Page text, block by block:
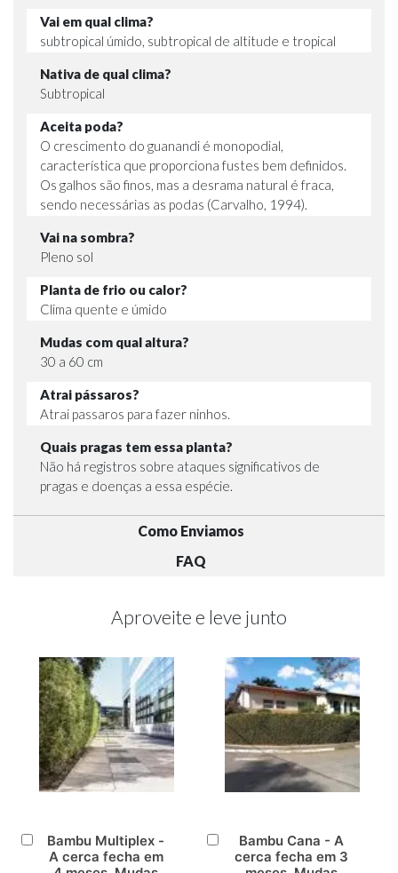
Vai em qual clima?
subtropical úmido, subtropical de altitude e tropical
Nativa de qual clima?
Subtropical
Aceita poda?
O crescimento do guanandi é monopodial,
característica que proporciona fustes bem definidos.
Os galhos são finos, mas a desrama natural é fraca,
sendo necessárias as podas (Carvalho, 1994).
Vai na sombra?
Pleno sol
Planta de frio ou calor?
Clima quente e úmido
Mudas com qual altura?
30 a 60 cm
Atrai pássaros?
Atrai passaros para fazer ninhos.
Quais pragas tem essa planta?
Não há registros sobre ataques significativos de
pragas e doenças a essa espécie.
Como Enviamos
FAQ
Aproveite e leve junto
Adicionar
Bambu Multiplex -
A cerca fecha em
Adicionar
Bambu Cana - A
cerca fecha em 3